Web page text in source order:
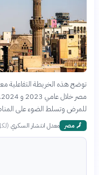
توضح هذه الخريطة التفاعلية
للمرض وتسلط الضوء على
🗾 مصر معدل انتشار السكري (لكل 100